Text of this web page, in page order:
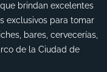
brindan excelentes
exclusivos para tomar
bares, cervecerías,
de la Ciudad de